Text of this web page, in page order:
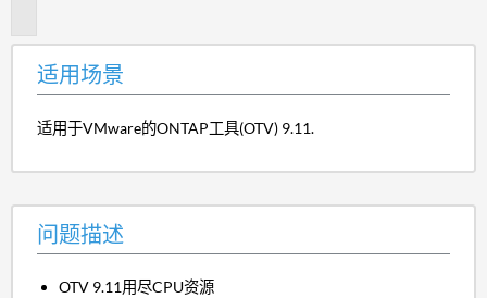
适用场景
适用于VMware的ONTAP工具(OTV) 9.11.
问题描述
OTV 9.11用尽CPU资源